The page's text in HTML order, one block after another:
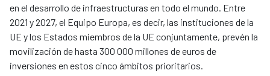
en el desarrollo de infraestructuras en todo el mundo. Entre
2021 y 2027, el Equipo Europa, es decir, las instituciones de la
UE y los Estados miembros de la UE conjuntamente, prevén la
movilización de hasta 300 000 millones de euros de
inversiones en estos cinco ámbitos prioritarios.